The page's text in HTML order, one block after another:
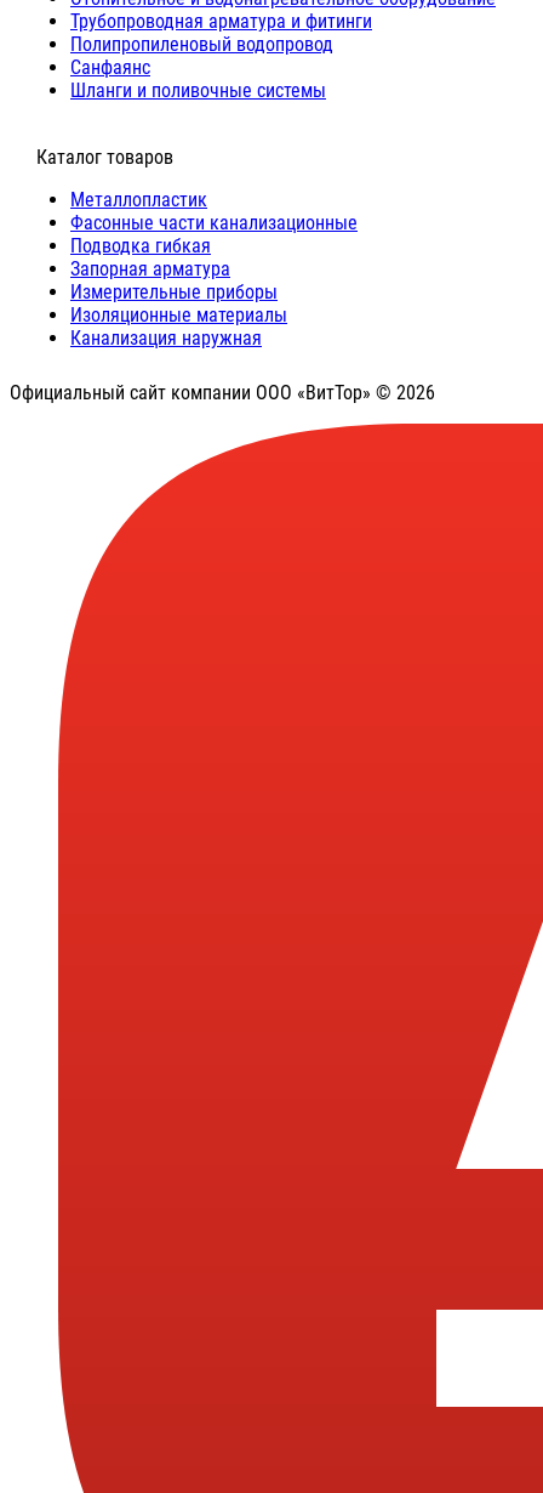
Трубопроводная арматура и фитинги
Полипропиленовый водопровод
Санфаянс
Шланги и поливочные системы
⠀Каталог товаров
Металлопластик
Фасонные части канализационные
Подводка гибкая
Запорная арматура
Измерительные приборы
Изоляционные материалы
Канализация наружная
Официальный сайт компании ООО «ВитТор» © 2026